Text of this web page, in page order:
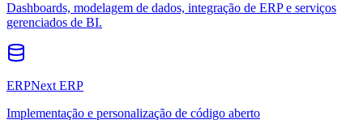
Dashboards, modelagem de dados, integração de ERP e serviços
gerenciados de BI.
ERPNext ERP
Implementação e personalização de código aberto